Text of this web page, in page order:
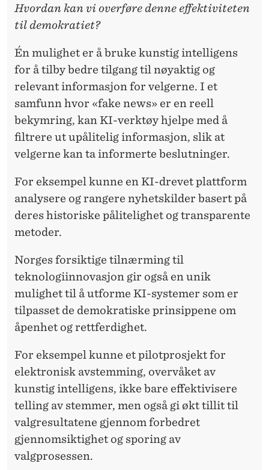
Hvordan kan vi overføre denne effektiviteten
til demokratiet?
Én mulighet er å bruke kunstig intelligens
for å tilby bedre tilgang til nøyaktig og
relevant informasjon for velgerne. I et
samfunn hvor «fake news» er en reell
bekymring, kan KI-verktøy hjelpe med å
filtrere ut upålitelig informasjon, slik at
velgerne kan ta informerte beslutninger.
For eksempel kunne en KI-drevet plattform
analysere og rangere nyhetskilder basert på
deres historiske pålitelighet og transparente
metoder.
Norges forsiktige tilnærming til
teknologiinnovasjon gir også en unik
mulighet til å utforme KI-systemer som er
tilpasset de demokratiske prinsippene om
åpenhet og rettferdighet.
For eksempel kunne et pilotprosjekt for
elektronisk avstemming, overvåket av
kunstig intelligens, ikke bare effektivisere
telling av stemmer, men også gi økt tillit til
valgresultatene gjennom forbedret
gjennomsiktighet og sporing av
valgprosessen.